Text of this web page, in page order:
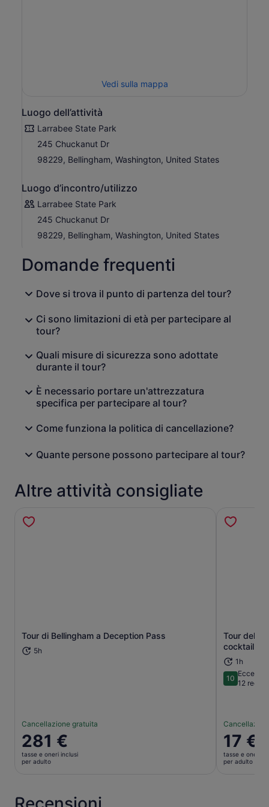
Vedi sulla mappa
Luogo dell’attività
Larrabee State Park
245 Chuckanut Dr
98229, Bellingham, Washington, United States
Luogo d’incontro/utilizzo
Larrabee State Park
245 Chuckanut Dr
98229, Bellingham, Washington, United States
Domande frequenti
Dove si trova il punto di partenza del tour?
Ci sono limitazioni di età per partecipare al
tour?
Quali misure di sicurezza sono adottate
durante il tour?
È necessario portare un'attrezzatura
specifica per partecipare al tour?
Come funziona la politica di cancellazione?
Quante persone possono partecipare al tour?
Altre attività consigliate
Tour di Bellingham a Deception Pass
5h
Cancellazione gratuita
Il
prezzo
è
adulto
281 €
tasse e oneri inclusi
per adulto
Apertura in una nuova scheda
Tour della
cocktail e
1h
1010 su 10
12
Il
prezzo
è
17 €
tasse e oneri
per adulto